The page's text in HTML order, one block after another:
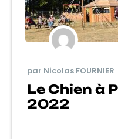
par Nicolas FOURNIER
Le Chien à
2022